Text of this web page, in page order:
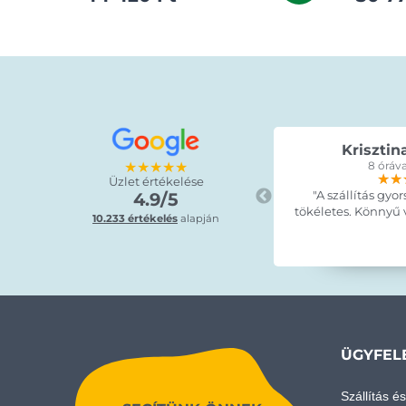
★★★★★
Üzlet értékelése
4.9/5
10.233 értékelés alapján
8
"A szállítás
tökéletes. Könnyű
Szállítás